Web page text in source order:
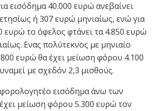
εισόδημα 40.000 ευρώ ανεβαίνει
ή 307 ευρώ μηνιαίως, ενώ για
ευρώ το όφελος φτάνει τα 4.850 ευρώ
Ενας πολύτεκνος με μηνιαίο
ευρώ θα έχει μείωση φόρου 4.100
με σχεδόν 2,3 μισθούς.
εισόδημα άνω των
μείωση φόρου 5.300 ευρώ τον